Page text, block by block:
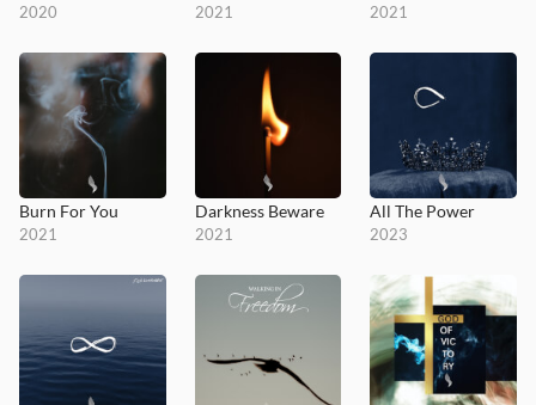
2020 2021 2021
Burn For You
2021
Darkness Beware
2021
All The Power
2023